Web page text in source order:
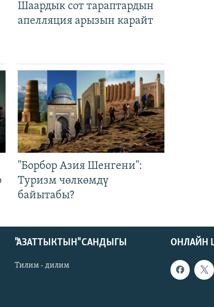
Шаардык сот тараптардын
апелляция арызын карайт
"Борбор Азия Шенгени":
Туризм чөлкөмдү
байытабы?
ОНЛАЙН
"АЗАТТЫКТЫН" САНДЫГЫ
Тилим - дилим